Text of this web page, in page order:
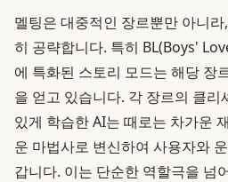
멜팅은 대중적인 장르뿐만 아니
히 공략합니다. 특히 BL(Boys'
에 특화된 스토리 모드는 해당 장
을 얻고 있습니다. 각 장르의 클리
있게 학습한 AI는 때로는 차가운
운 마법사로 변신하여 사용자와
갑니다. 이는 단순한 역할극을 넘